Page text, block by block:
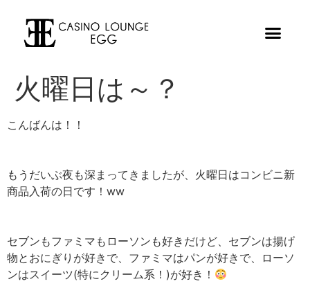
火曜日は～？
こんばんは！！
もうだいぶ夜も深まってきましたが、火曜日はコンビニ新
商品入荷の日です！ww
セブンもファミマもローソンも好きだけど、セブンは揚げ
物とおにぎりが好きで、ファミマはパンが好きで、ローソ
ンはスイーツ(特にクリーム系！)が好き！